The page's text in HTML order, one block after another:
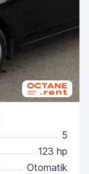
5
123 hp
Otomatik